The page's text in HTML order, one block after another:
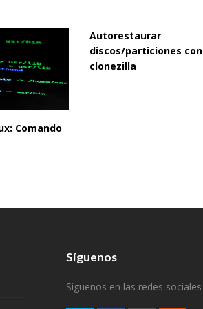
Comando
Autorestaurar
discos/particiones con
clonezilla
Síguenos
Síguenos en las redes sociales